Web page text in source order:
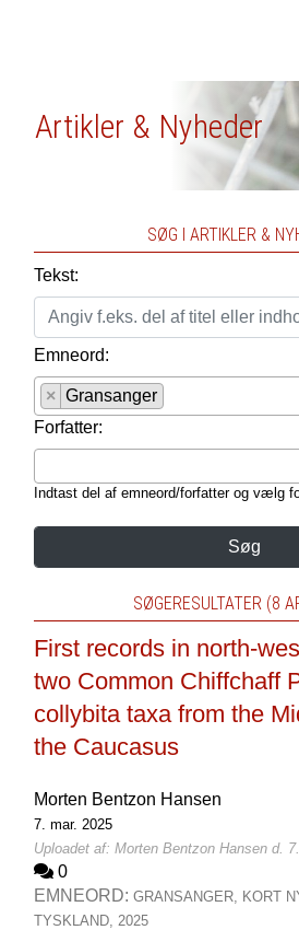
Artikler & Nyheder
SØG I ARTIKLER &
Tekst:
Emneord:
× Gransanger
Forfatter:
Indtast del af emneord/forfatter og vælg
Søg
SØGERESULTATER (8
First records in north-
two Common Chiffchaff
collybita taxa from the
the Caucasus
Morten Bentzon Hansen
7. mar. 2025
Uploadet af: Morten Bentzon Hansen d.
0
EMNEORD: GRANSANGER, KORT
TYSKLAND, 2025